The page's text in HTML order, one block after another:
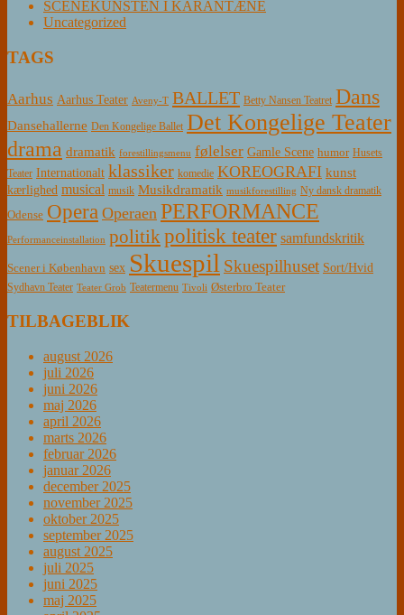
SCENEKUNSTEN I KARANTÆNE
Uncategorized
TAGS
Aarhus Aarhus Teater Aveny-T BALLET Betty Nansen Teatret Dans
Dansehallerne Den Kongelige Ballet Det Kongelige Teater
drama dramatik forestillingsmenu følelser Gamle Scene humor Husets
Teater Internationalt klassiker komedie KOREOGRAFI kunst
kærlighed musical musik Musikdramatik musikforestilling Ny dansk dramatik
Odense Opera Operaen PERFORMANCE
Performanceinstallation politikpolitisk teater samfundskritik
Scener i København sex Skuespil Skuespilhuset Sort/Hvid
Sydhavn Teater Teater Grob Teatermenu Tivoli Østerbro Teater
TILBAGEBLIK
august 2026
juli 2026
juni 2026
maj 2026
april 2026
marts 2026
februar 2026
januar 2026
december 2025
november 2025
oktober 2025
september 2025
august 2025
juli 2025
juni 2025
maj 2025